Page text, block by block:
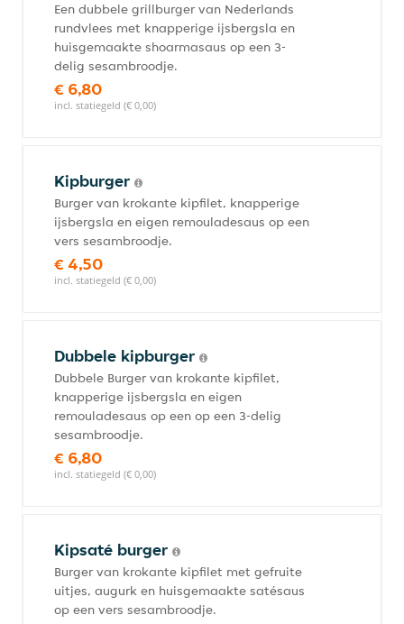
Een dubbele grillburger van Nederlands
rundvlees met knapperige ijsbergsla en
huisgemaakte shoarmasaus op een 3-
delig sesambroodje.
€ 6,80
incl. statiegeld (€ 0,00)
Kipburger
Burger van krokante kipfilet, knapperige
ijsbergsla en eigen remouladesaus op een
vers sesambroodje.
€ 4,50
incl. statiegeld (€ 0,00)
Dubbele kipburger
Dubbele Burger van krokante kipfilet,
knapperige ijsbergsla en eigen
remouladesaus op een op een 3-delig
sesambroodje.
€ 6,80
incl. statiegeld (€ 0,00)
Kipsaté burger
Burger van krokante kipfilet met gefruite
uitjes, augurk en huisgemaakte satésaus
op een vers sesambroodje.